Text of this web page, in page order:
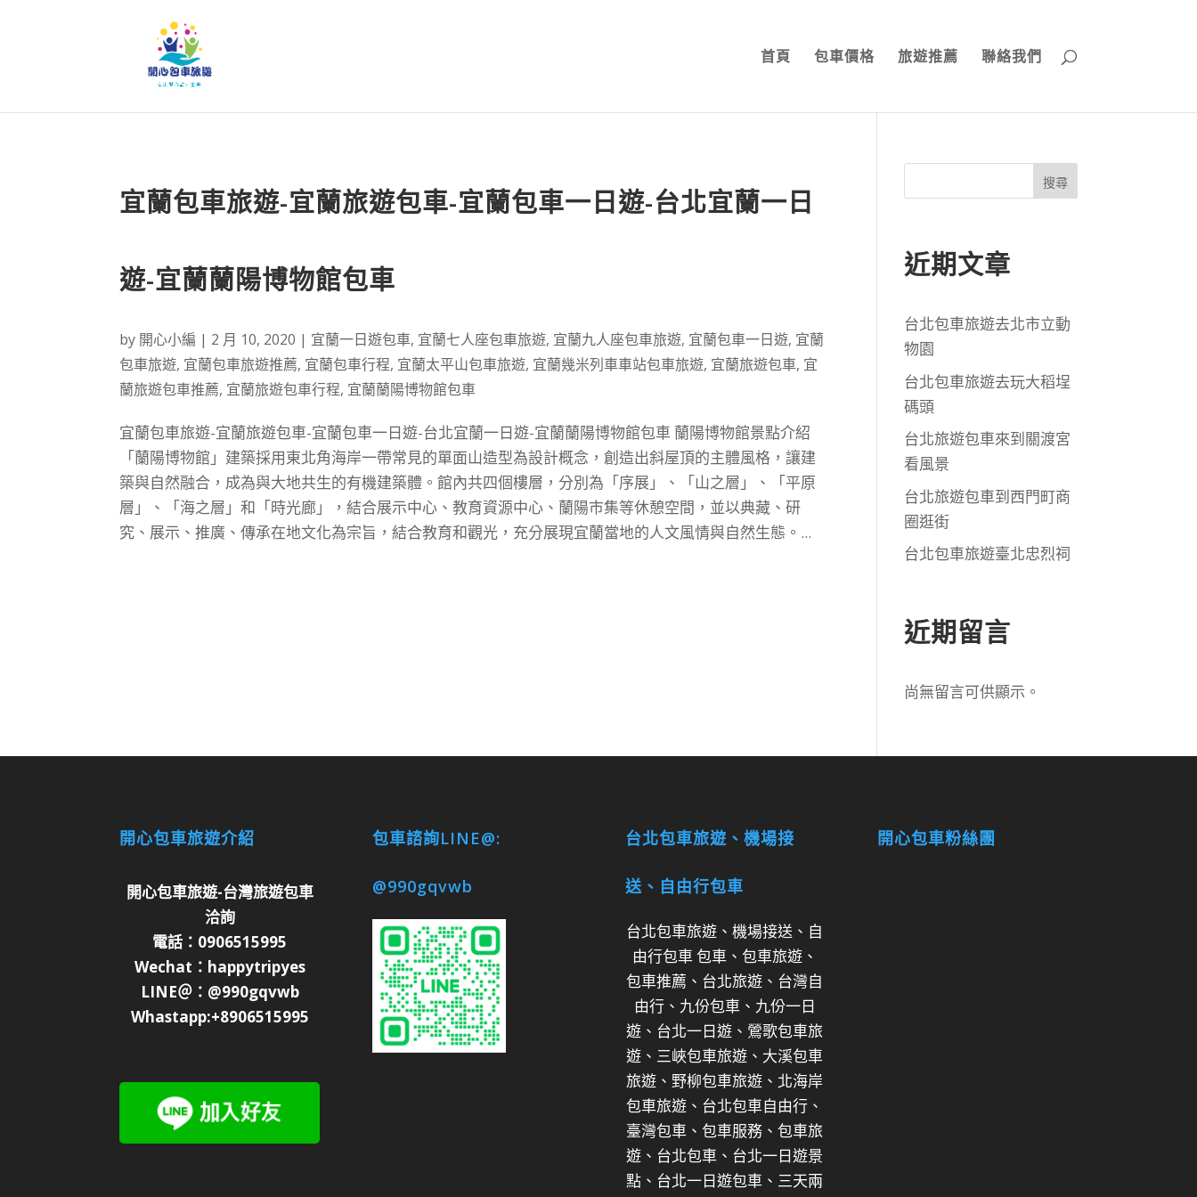
首頁 包車價格 旅遊推薦 聯絡我們
宜蘭包車旅遊-宜蘭旅遊包車-宜蘭包車一日遊-台北宜蘭一日
遊-宜蘭蘭陽博物館包車
by 開心小編 | 2 月 10, 2020 | 宜蘭一日遊包車, 宜蘭七人座包車旅遊, 宜蘭九人座包車旅遊, 宜蘭包車一日遊, 宜蘭
包車旅遊, 宜蘭包車旅遊推薦, 宜蘭包車行程, 宜蘭太平山包車旅遊, 宜蘭幾米列車車站包車旅遊, 宜蘭旅遊包車, 宜
蘭旅遊包車推薦, 宜蘭旅遊包車行程, 宜蘭蘭陽博物館包車
宜蘭包車旅遊-宜蘭旅遊包車-宜蘭包車一日遊-台北宜蘭一日遊-宜蘭蘭陽博物館包車 蘭陽博物館景點介紹
「蘭陽博物館」建築採用東北角海岸一帶常見的單面山造型為設計概念，創造出斜屋頂的主體風格，讓建
築與自然融合，成為與大地共生的有機建築體。館內共四個樓層，分別為「序展」、「山之層」、「平原
層」、「海之層」和「時光廊」，結合展示中心、教育資源中心、蘭陽市集等休憩空間，並以典藏、研
究、展示、推廣、傳承在地文化為宗旨，結合教育和觀光，充分展現宜蘭當地的人文風情與自然生態。...
搜尋
近期文章
台北包車旅遊去北市立動
物園
台北包車旅遊去玩大稻埕
碼頭
台北旅遊包車來到關渡宮
看風景
台北旅遊包車到西門町商
圈逛街
台北包車旅遊臺北忠烈祠
近期留言
尚無留言可供顯示。
開心包車旅遊介紹
開心包車旅遊-台灣旅遊包車
洽詢
電話：0906515995
Wechat：happytripyes
LINE＠：@990gqvwb
Whastapp:+8906515995
包車諮詢LINE@:
@990gqvwb
台北包車旅遊、機場接
送、自由行包車
台北包車旅遊、機場接送、自
由行包車 包車、包車旅遊、
包車推薦、台北旅遊、台灣自
由行、九份包車、九份一日
遊、台北一日遊、鶯歌包車旅
遊、三峽包車旅遊、大溪包車
旅遊、野柳包車旅遊、北海岸
包車旅遊、台北包車自由行、
臺灣包車、包車服務、包車旅
遊、台北包車、台北一日遊景
點、台北一日遊包車、三天兩
開心包車粉絲團